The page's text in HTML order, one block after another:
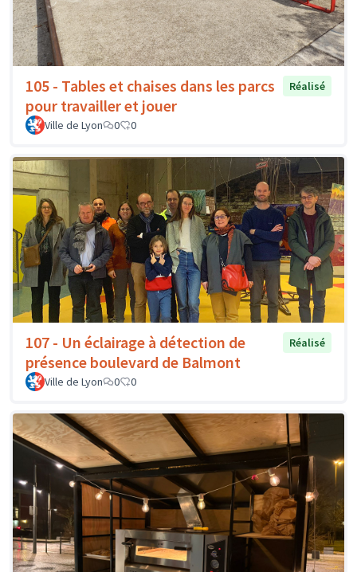
105 - Tables et chaises dans les parcs
pour travailler et jouer
Réalisé
Ville de Lyon 0 0
107 - Un éclairage à détection de
présence boulevard de Balmont
Réalisé
Ville de Lyon 0 0